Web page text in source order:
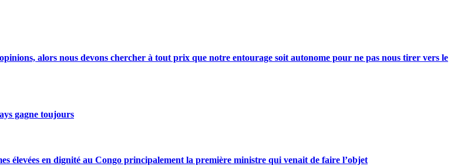
alors nous devons chercher à tout prix que notre entourage soit autonome pour ne pas nous tirer vers le
gagne toujours
élevées en dignité au Congo principalement la première ministre qui venait de faire l’objet